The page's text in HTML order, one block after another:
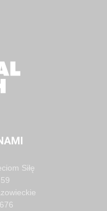
Siłę